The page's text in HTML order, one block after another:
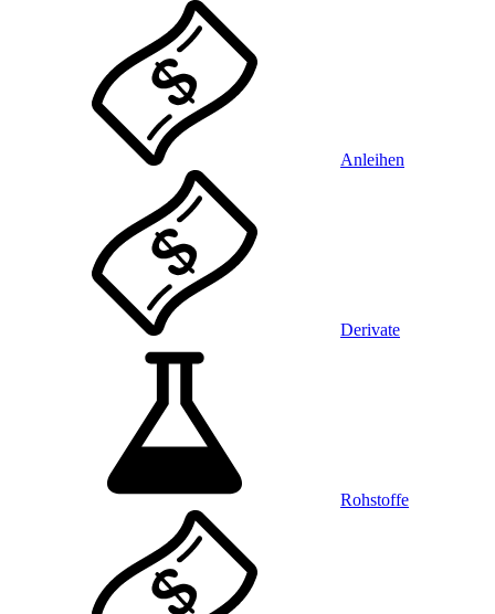
Anleihen
Derivate
Rohstoffe